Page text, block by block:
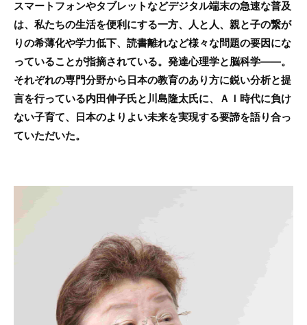
スマートフォンやタブレットなどデジタル端末の急速な普及
は、私たちの生活を便利にする一方、人と人、親と子の繋が
りの希薄化や学力低下、読書離れなど様々な問題の要因にな
っていることが指摘されている。発達心理学と脳科学――。
それぞれの専門分野から日本の教育のあり方に鋭い分析と提
言を行っている内田伸子氏と川島隆太氏に、ＡＩ時代に負け
ない子育て、日本のよりよい未来を実現する要諦を語り合っ
ていただいた。